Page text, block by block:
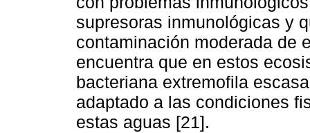
supresoras inmunológicas y
contaminación moderada de
encuentra que en estos
bacteriana extremofila
adaptado a las condiciones
estas aguas [21].